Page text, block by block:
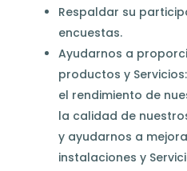
Respaldar su
encuestas.
Ayudarnos a
productos y
el rendimiento de
la calidad de
y ayudarnos a
instalaciones y